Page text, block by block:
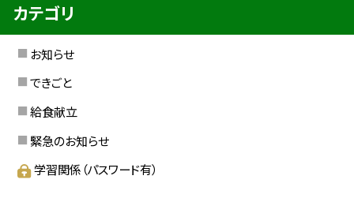
カテゴリ
お知らせ
できごと
給食献立
緊急のお知らせ
学習関係（パスワード有）